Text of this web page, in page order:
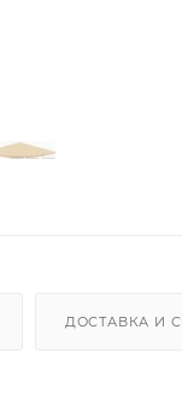
ДОСТАВКА И